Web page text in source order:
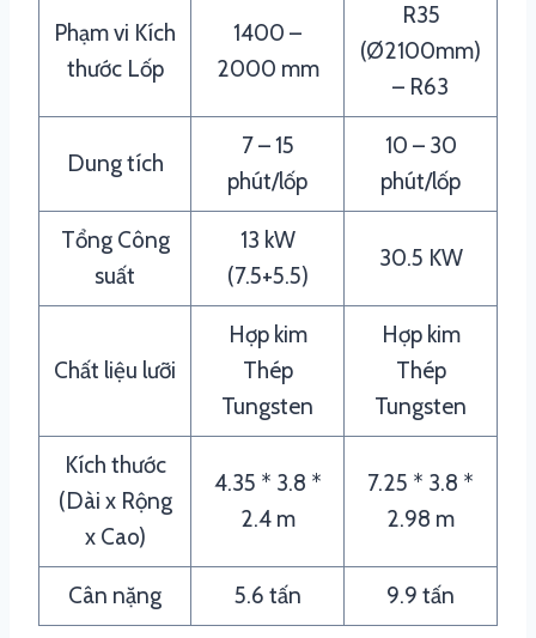
Phạm vi Kích
thước Lốp
1400 –
2000 mm
R35
(Ø2100mm)
– R63
Dung tích
7 – 15
phút/lốp
10 – 30
phút/lốp
Tổng Công
suất
13 kW
(7.5+5.5)
30.5 KW
Chất liệu lưỡi
Hợp kim
Thép
Tungsten
Hợp kim
Thép
Tungsten
Kích thước
(Dài x Rộng
x Cao)
4.35 * 3.8 *
2.4 m
7.25 * 3.8 *
2.98 m
Cân nặng 5.6 tấn 9.9 tấn